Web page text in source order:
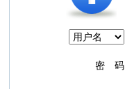
密 码